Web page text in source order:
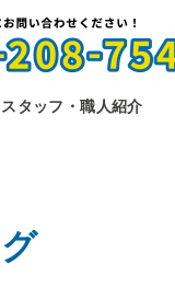
スタッフ・職人紹介